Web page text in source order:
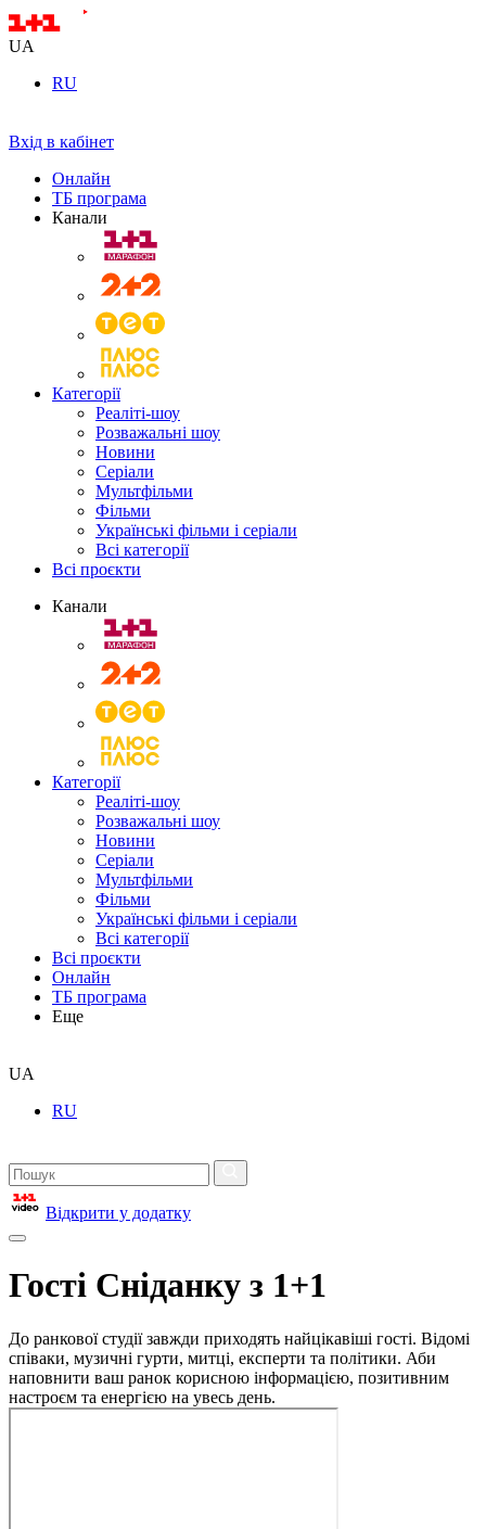
UA
RU
Вхід в кабінет
Онлайн
ТБ програма
Канали
Категорії
Реаліті-шоу
Розважальні шоу
Новини
Серіали
Мультфільми
Фільми
Українські фільми і серіали
Всі категорії
Всі проєкти
Канали
Категорії
Реаліті-шоу
Розважальні шоу
Новини
Серіали
Мультфільми
Фільми
Українські фільми і серіали
Всі категорії
Всі проєкти
Онлайн
ТБ програма
Еще
UA
RU
Відкрити у додатку
Гості Сніданку з 1+1
До ранкової студії завжди приходять найцікавіші гості. Відомі
співаки, музичні гурти, митці, експерти та політики. Аби
наповнити ваш ранок корисною інформацією, позитивним
настроєм та енергією на увесь день.